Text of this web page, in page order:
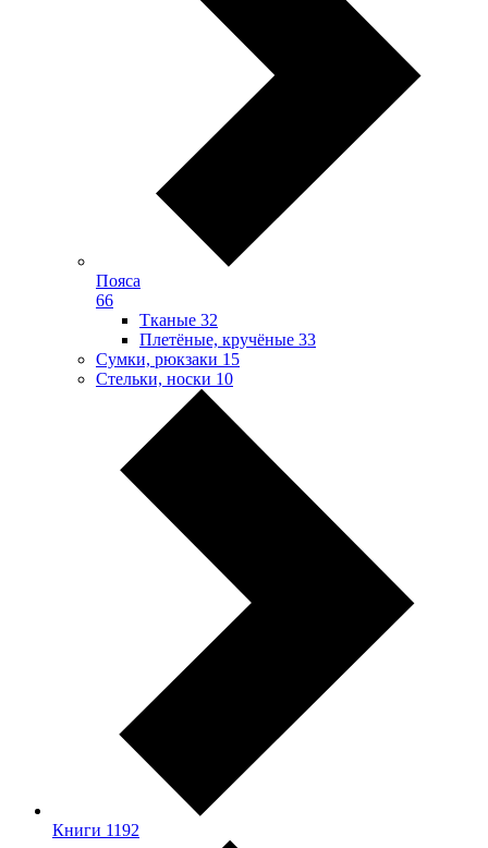
Пояса
66
Тканые 32
Плетёные, кручёные 33
Сумки, рюкзаки 15
Стельки, носки 10
Книги 1192